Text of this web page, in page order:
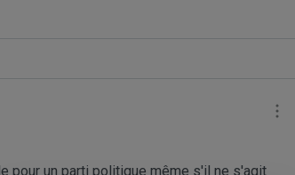
pour un parti politique même s'il ne s'agit